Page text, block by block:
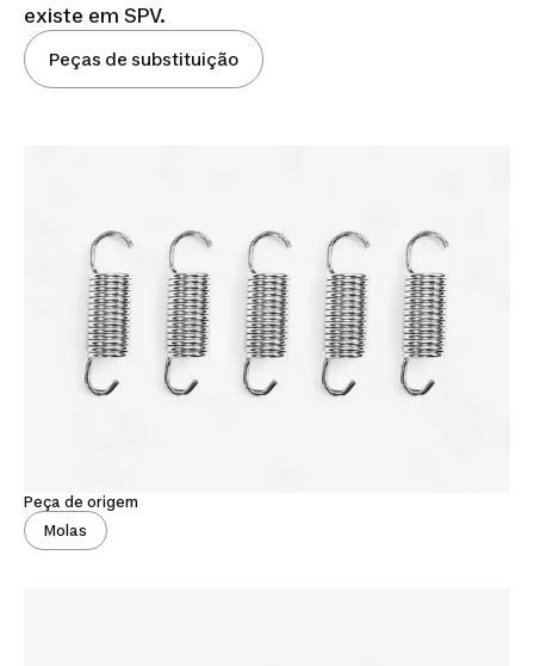
existe em SPV.
Peças de substituição
Peça de origem
Molas